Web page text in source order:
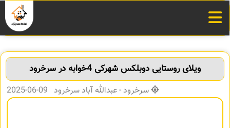
ویلای روستایی دوبلکس شهرکی 4خوابه در سرخرود
سرخرود - عبدالله آباد سرخرود 09-06-2025